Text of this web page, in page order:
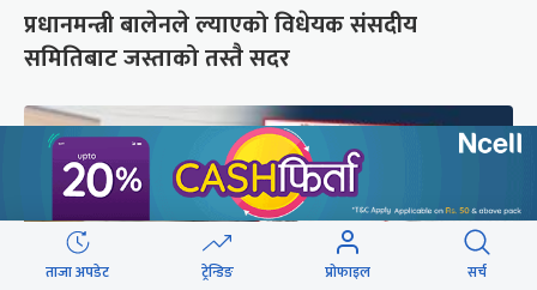
प्रधानमन्त्री बालेनले ल्याएको विधेयक संसदीय
समितिबाट जस्ताको तस्तै सदर
ताजा अपडेट ट्रेन्डिङ प्रोफाइल सर्च